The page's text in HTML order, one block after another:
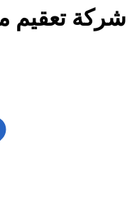
شركة تعقيم